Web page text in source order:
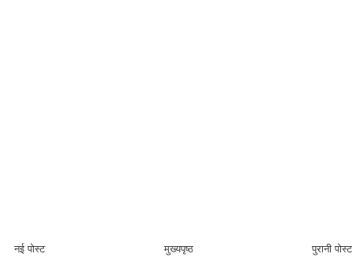
नई पोस्ट पुरानी पोस्ट
मुख्यपृष्ठ